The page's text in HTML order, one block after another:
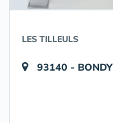
LES TILLEULS
93140 - BONDY